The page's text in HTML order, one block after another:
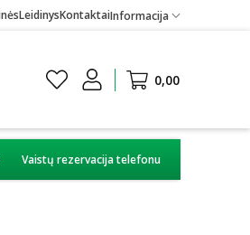
LeidinysKontaktaiInformacija
0,00
Vaistų rezervacija telefonu